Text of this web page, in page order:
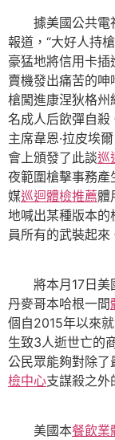
據美國公共電
報道，“大好人持
豪猛地將信用卡
賣機發出痛苦的呻
槍闖進康涅狄格
名成人后飲彈自殺
主席韋恩·拉皮埃
會上頒發了此談巡
夜範圍槍擊事務產
媒巡迴體檢推薦體
地喊出某種版本的
員所有的武裝起來
將本月17日
丹麥哥本哈根一間
個自2015年以來
生致3人逝世亡的
公民眾能夠對除了
檢中心支謀殺之外
美國本餐飲業